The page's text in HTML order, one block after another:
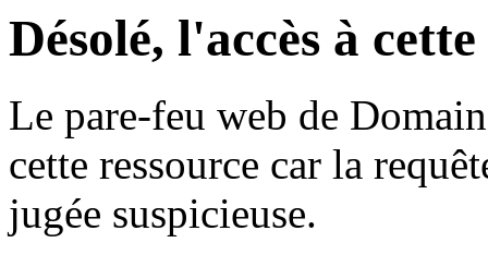
Désolé, l'accès à
Le pare-feu web de
cette ressource car la
jugée suspicieuse.